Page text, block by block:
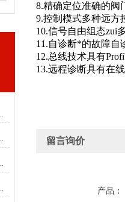
8.精确定位准确的
9.控制模式多种远
10.信号自由组态zui
11.自诊断*的故障
12.总线技术具有
13.远程诊断具有在
留言询价
产品：